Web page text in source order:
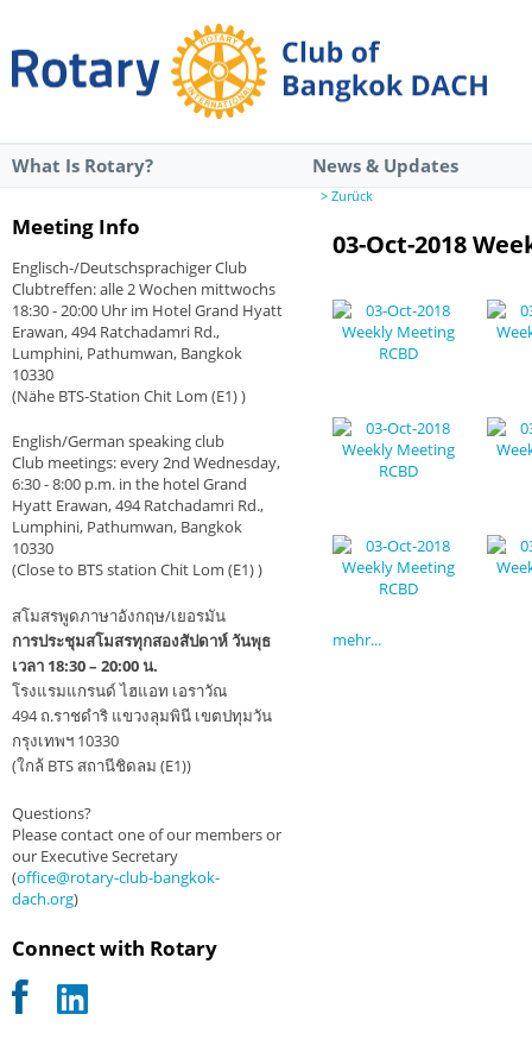
What Is Rotary? News & Updates
Meeting Info
Englisch-/Deutschsprachiger Club
Clubtreffen: alle 2 Wochen mittwochs
18:30 - 20:00 Uhr im Hotel Grand Hyatt
Erawan, 494 Ratchadamri Rd.,
Lumphini, Pathumwan, Bangkok
10330
(Nähe BTS-Station Chit Lom (E1) )
English/German speaking club
Club meetings: every 2nd Wednesday,
6:30 - 8:00 p.m. in the hotel Grand
Hyatt Erawan, 494 Ratchadamri Rd.,
Lumphini, Pathumwan, Bangkok
10330
(Close to BTS station Chit Lom (E1) )
สโมสรพูดภาษาอังกฤษ/เยอรมัน
การประชุมสโมสรทุกสองสัปดาห์ วันพุธ
เวลา 18:30 – 20:00 น.
โรงแรมแกรนด์ ไฮแอท เอราวัณ
494 ถ.ราชดำริ แขวงลุมพินี เขตปทุมวัน
กรุงเทพฯ 10330
(ใกล้ BTS สถานีชิดลม (E1))
Questions?
Please contact one of our members or
our Executive Secretary
(office@rotary-club-bangkok-
dach.org)
Connect with Rotary
> Zurück
03-Oct-2018
mehr...